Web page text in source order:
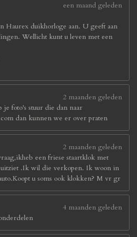
een maand geleden
Haurex duikhorloge aan. U geeft aan
Wellicht kunt u leven met een
2 maanden geleden
je foto's stuur die dan naar
dan kunnen we er over praten
2 maanden geleden
een friese staartklok met
uitziet .Ik wil die verkopen. Ik woon in
u soms ook klokken? M vr gr
4 maanden geleden